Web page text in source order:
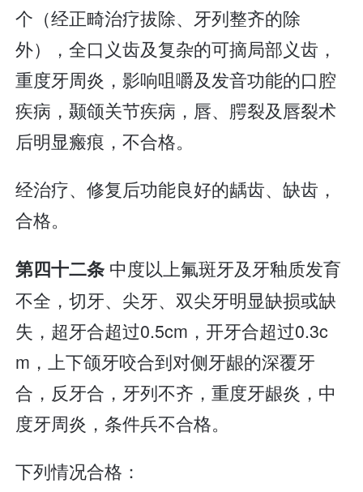
个（经正畸治疗拔除、牙列整齐的除
外），全口义齿及复杂的可摘局部义齿，
重度牙周炎，影响咀嚼及发音功能的口腔
疾病，颞颌关节疾病，唇、腭裂及唇裂术
后明显瘢痕，不合格。
经治疗、修复后功能良好的龋齿、缺齿，
合格。
第四十二条 中度以上氟斑牙及牙釉质发育
不全，切牙、尖牙、双尖牙明显缺损或缺
失，超牙合超过0.5cm，开牙合超过0.3c
m，上下颌牙咬合到对侧牙龈的深覆牙
合，反牙合，牙列不齐，重度牙龈炎，中
度牙周炎，条件兵不合格。
下列情况合格：